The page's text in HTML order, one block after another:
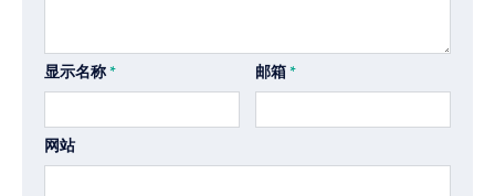
显示名称* 邮箱*
网站